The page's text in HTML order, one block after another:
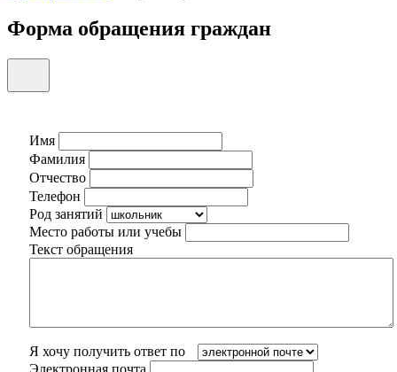
Форма обращения граждан
Имя
Фамилия
Отчество
Телефон
Род занятий
Место работы или учебы
Текст обращения
Я хочу получить ответ по